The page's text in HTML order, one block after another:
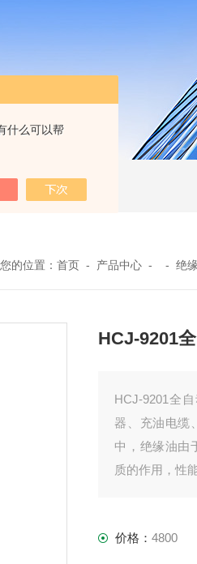
什么可以帮
型CS2077高压兆欧表校验仪
您的位置： 首页 - 产品中心 - - 绝
HCJ-9201
HCJ-9201全
器、充油电缆
中，绝缘油由
质的作用，性
价格：4800